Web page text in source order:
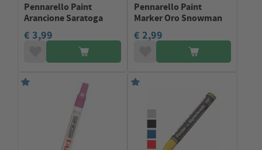
Pennarello Paint
Arancione Saratoga
€ 3,99
Pennarello Paint
Marker Oro Snowman
€ 2,99